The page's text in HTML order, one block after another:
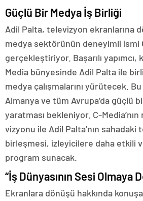
Güçlü Bir Medya İş Birliği
Adil Palta, televizyon ekranlarına
medya sektörünün deneyimli ismi
gerçekleştiriyor. Başarılı
Media bünyesinde Adil Palta ile
medya çalışmalarını yürütecek.
Almanya ve tüm Avrupa’da güçlü
yaratması bekleniyor. C-Media’nın
vizyonu ile Adil Palta’nın sahadaki
birleşmesi, izleyicilere daha etkili
program sunacak.
“İş Dünyasının Sesi Olmaya
Ekranlara dönüşü hakkında